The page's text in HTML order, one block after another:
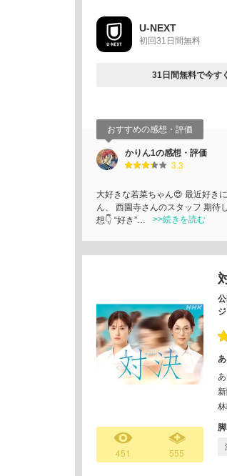
U-NEXT
初回31日間無料
31日間無料で今す
おすすめの感想・評価
かりん1の感想・評価
3.3
大好きな若菜ちゃん😍 最近好き
ん、 西園寺さんのスタッフ 期待
想👇 “好き”…
>>続きを読む
451 555